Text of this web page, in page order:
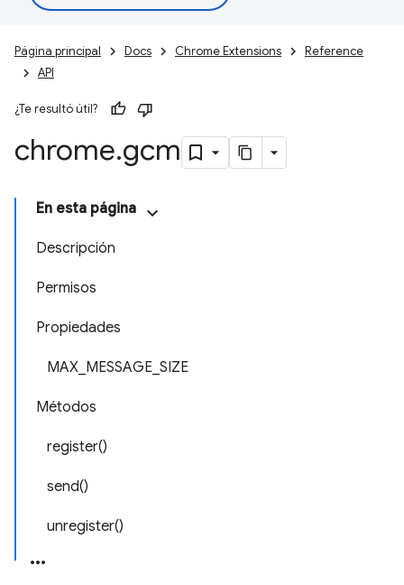
Página principal Docs Chrome Extensions
Reference
API
¿Te resultó útil?
chrome.gcm
En esta página
Descripción
Permisos
Propiedades
MAX_MESSAGE_SIZE
Métodos
register()
send()
unregister()